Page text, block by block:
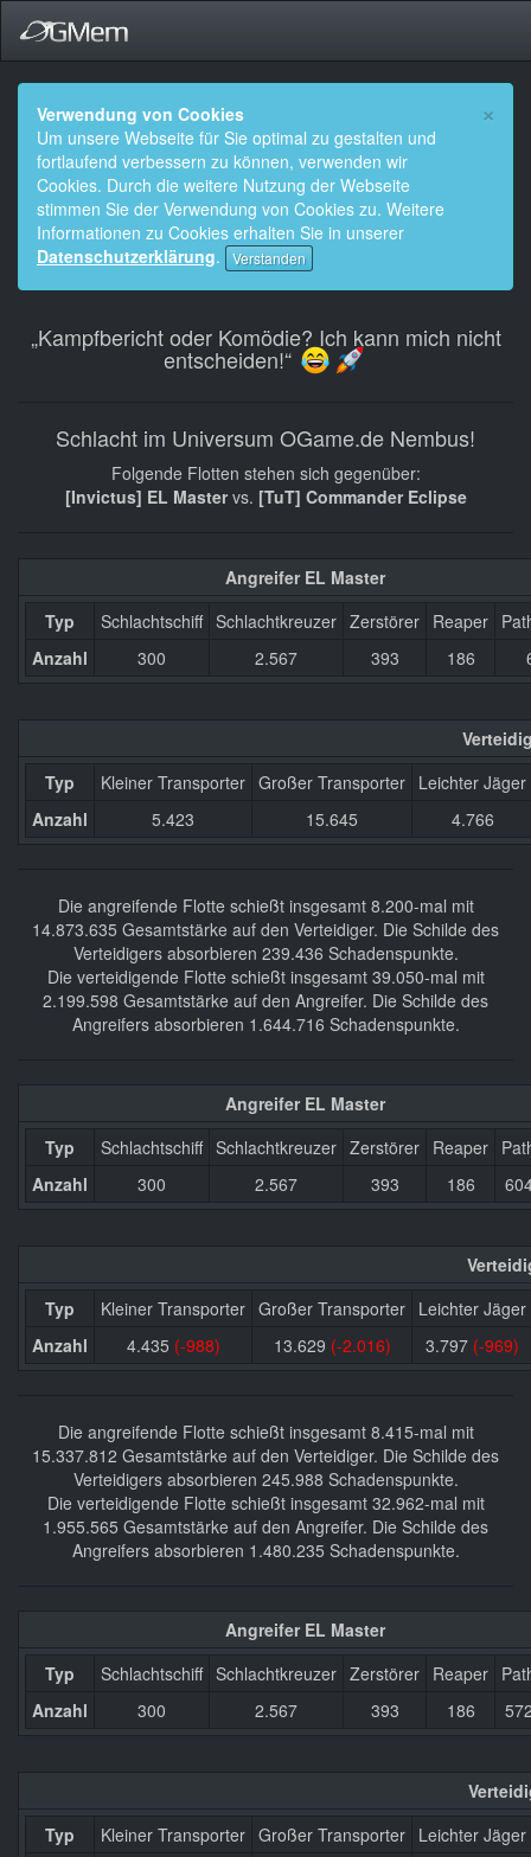
×
Verwendung von Cookies
Um unsere Webseite für Sie optimal zu gestalten und
fortlaufend verbessern zu können, verwenden wir
Cookies. Durch die weitere Nutzung der Webseite
stimmen Sie der Verwendung von Cookies zu. Weitere
Informationen zu Cookies erhalten Sie in unserer
Datenschutzerklärung. Verstanden
„Kampfbericht oder Komödie? Ich kann mich nicht
entscheiden!“
Schlacht im Universum OGame.de Nembus!
Folgende Flotten stehen sich gegenüber:
[Invictus] EL Mastervs. [TuT] Commander Eclipse
Angreifer EL Master
Typ
Schlachtschiff Schlachtkreuzer Zerstörer Reaper
Anzahl
300 2.567 393 186
Typ
Kleiner Transporter Großer Transporter Leichter Jäger
Anzahl
5.423 15.645 4.766
Die angreifende Flotte schießt insgesamt 8.200-mal mit
14.873.635 Gesamtstärke auf den Verteidiger. Die Schilde des
Verteidigers absorbieren 239.436 Schadenspunkte.
Die verteidigende Flotte schießt insgesamt 39.050-mal mit
2.199.598 Gesamtstärke auf den Angreifer. Die Schilde des
Angreifers absorbieren 1.644.716 Schadenspunkte.
Angreifer EL Master
Typ
Schlachtschiff Schlachtkreuzer Zerstörer Reaper
Anzahl
300 2.567 393 186
Typ
Kleiner Transporter Großer Transporter Leichter Jäger
Anzahl
4.435 (-988) 13.629 (-2.016) 3.797 (-969)
Die angreifende Flotte schießt insgesamt 8.415-mal mit
15.337.812 Gesamtstärke auf den Verteidiger. Die Schilde des
Verteidigers absorbieren 245.988 Schadenspunkte.
Die verteidigende Flotte schießt insgesamt 32.962-mal mit
1.955.565 Gesamtstärke auf den Angreifer. Die Schilde des
Angreifers absorbieren 1.480.235 Schadenspunkte.
Angreifer EL Master
Typ
Schlachtschiff Schlachtkreuzer Zerstörer Reaper
Anzahl
300 2.567 393 186
Typ
Kleiner Transporter Großer Transporter Leichter Jäger